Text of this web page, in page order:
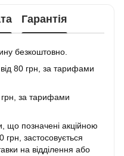
Гарантія
безкоштовно.
80 грн, за тарифами
за тарифами
що позначені акційною
грн, застосовується
на відділення або